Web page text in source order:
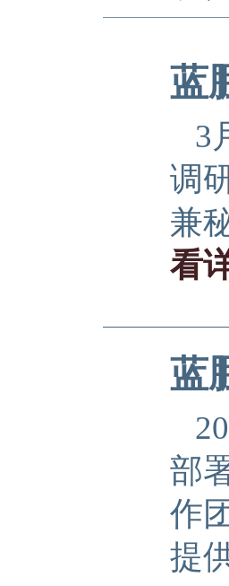
蓝
3
调
兼
看
蓝
部
作
提